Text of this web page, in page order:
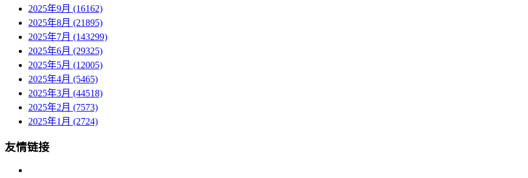
2025年9月 (16162)
2025年8月 (21895)
2025年7月 (143299)
2025年6月 (29325)
2025年5月 (12005)
2025年4月 (5465)
2025年3月 (44518)
2025年2月 (7573)
2025年1月 (2724)
友情链接